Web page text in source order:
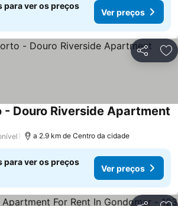
para ver os preços
Ver preços
Partilhar
- Douro Riverside Apartment
a 2.9 km de Centro da cidade
para ver os preços
Ver preços